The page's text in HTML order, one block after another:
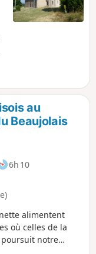
au
Beaujolais
6h 10
alimentent
où celles de la
notre